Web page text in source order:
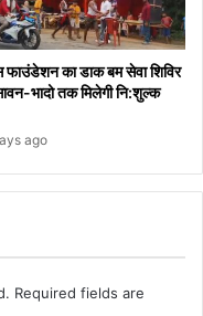
फाउंडेशन का डाक बम सेवा शिविर
भादो तक मिलेगी नि:शुल्क
ago
Required fields are